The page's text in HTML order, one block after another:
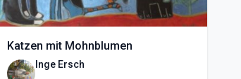
Katzen mit Mohnblumen
Inge Ersch